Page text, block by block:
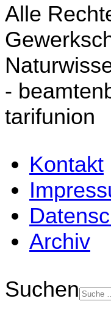
Alle
-
tarifunion
Kontakt
Archiv
Suchen